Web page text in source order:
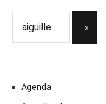
Agenda